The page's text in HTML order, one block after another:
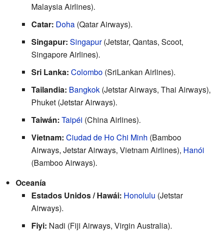
Malaysia Airlines).
Catar: Doha (Qatar Airways).
Singapur: Singapur(Jetstar, Qantas, Scoot,
Singapore Airlines).
Sri Lanka: Colombo (SriLankan Airlines).
Tailandia: Bangkok (Jetstar Airways, Thai Airways),
Phuket (Jetstar Airways).
Taiwán: Taipéi (China Airlines).
Vietnam: Ciudad de Ho Chi Minh (Bamboo
Airways, Jetstar Airways, Vietnam Airlines), Hanói
(Bamboo Airways).
Oceanía
Estados Unidos / Hawái: Honolulu (Jetstar
Airways).
Fiyi: Nadi (Fiji Airways, Virgin Australia).